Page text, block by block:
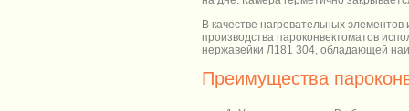
В качестве нагревательных
производства пароконвектоматов
нержавейки Л181 304, обладающей
Преимущества